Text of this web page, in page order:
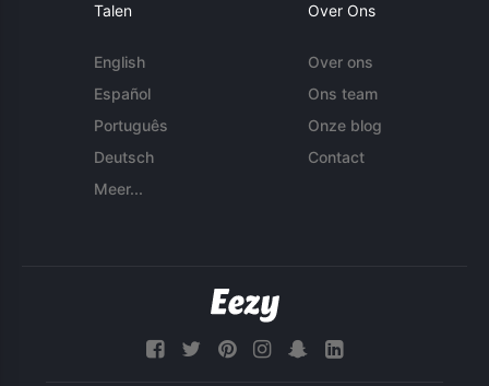
Talen
English
Español
Português
Deutsch
Meer...
Over Ons
Over ons
Ons team
Onze blog
Contact